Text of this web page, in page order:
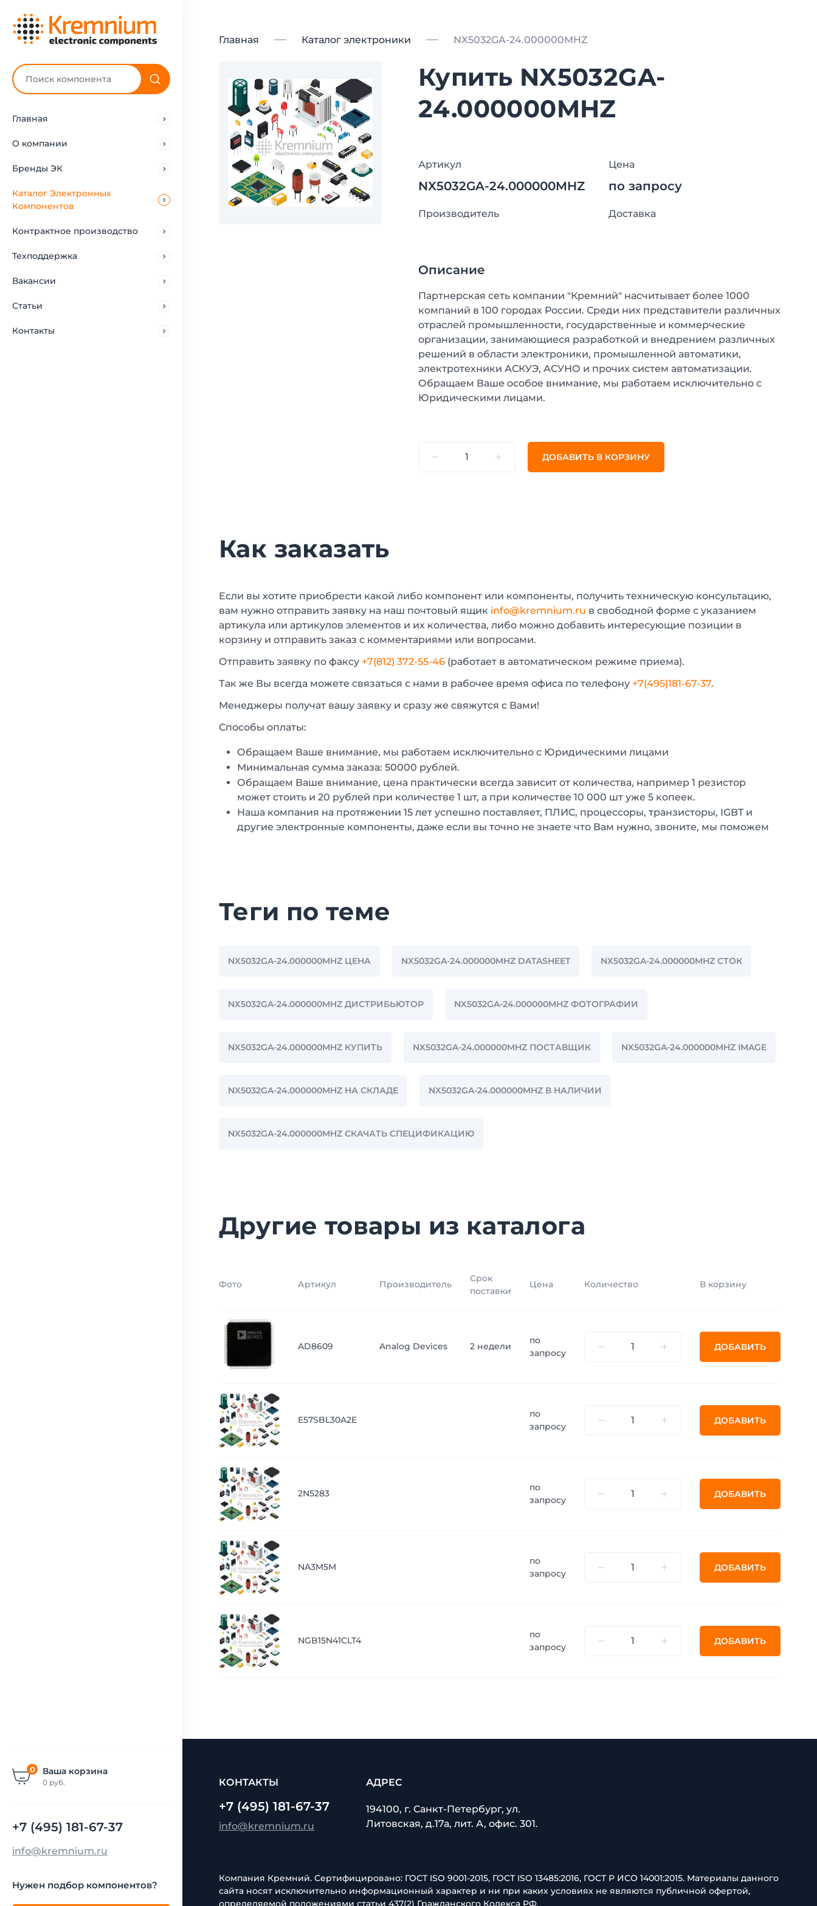
Главная
О компании
Бренды ЭК
Каталог Электронных
Компонентов
Контрактное производство
Техподдержка
Вакансии
Статьи
Контакты
0 Ваша корзина
0 руб.
+7 (495) 181-67-37
info@kremnium.ru
Нужен подбор компонентов?
Главная Каталог электроники NX5032GA-24.000000MHZ
Купить NX5032GA-
24.000000MHZ
Артикул
NX5032GA-24.000000MHZ
Цена
по запросу
Производитель Доставка
Описание
Партнерская сеть компании "Кремний" насчитывает более 1000
компаний в 100 городах России. Среди них представители различных
отраслей промышленности, государственные и коммерческие
организации, занимающиеся разработкой и внедрением различных
решений в области электроники, промышленной автоматики,
электротехники АСКУЭ, АСУНО и прочих систем автоматизации.
Обращаем Ваше особое внимание, мы работаем исключительно с
Юридическими лицами.
ДОБАВИТЬ В КОРЗИНУ
Как заказать
Если вы хотите приобрести какой либо компонент или компоненты, получить техническую консультацию,
вам нужно отправить заявку на наш почтовый ящик info@kremnium.ru в свободной форме с указанием
артикула или артикулов элементов и их количества, либо можно добавить интересующие позиции в
корзину и отправить заказ с комментариями или вопросами.
Отправить заявку по факсу +7(812) 372-55-46 (работает в автоматическом режиме приема).
Так же Вы всегда можете связаться с нами в рабочее время офиса по телефону +7(495)181-67-37.
Менеджеры получат вашу заявку и сразу же свяжутся с Вами!
Способы оплаты:
Обращаем Ваше внимание, мы работаем исключительно с Юридическими лицами
Минимальная сумма заказа: 50000 рублей.
Обращаем Ваше внимание, цена практически всегда зависит от количества, например 1 резистор
может стоить и 20 рублей при количестве 1 шт, а при количестве 10 000 шт уже 5 копеек.
Наша компания на протяжении 15 лет успешно поставляет, ПЛИС, процессоры, транзисторы, IGBT и
другие электронные компоненты, даже если вы точно не знаете что Вам нужно, звоните, мы поможем
Теги по теме
NX5032GA-24.000000MHZ ЦЕНА NX5032GA-24.000000MHZ DATASHEET NX5032GA-24.000000MHZ СТОК
NX5032GA-24.000000MHZ ДИСТРИБЬЮТОР NX5032GA-24.000000MHZ ФОТОГРАФИИ
NX5032GA-24.000000MHZ КУПИТЬ NX5032GA-24.000000MHZ ПОСТАВЩИК NX5032GA-24.000000MHZ IMAGE
NX5032GA-24.000000MHZ НА СКЛАДЕ NX5032GA-24.000000MHZ В НАЛИЧИИ
NX5032GA-24.000000MHZ СКАЧАТЬ СПЕЦИФИКАЦИЮ
Другие товары из каталога
Фото Артикул Производитель
Срок
поставки
Цена Количество В корзину
AD8609 Analog Devices 2 недели
по
запросу
ДОБАВИТЬ
E57SBL30A2E
по
запросу
ДОБАВИТЬ
2N5283
по
запросу
ДОБАВИТЬ
NA3M5M
по
запросу
ДОБАВИТЬ
NGB15N41CLT4
по
запросу
ДОБАВИТЬ
КОНТАКТЫ
+7 (495) 181-67-37
info@kremnium.ru
АДРЕС
194100, г. Санкт-Петербург, ул.
Литовская, д.17а, лит. А, офис. 301.
Компания Кремний. Сертифицировано: ГОСТ ISO 9001-2015, ГОСТ ISO 13485:2016, ГОСТ Р ИСО 14001:2015. Материалы данного
сайта носят исключительно информационный характер и ни при каких условиях не являются публичной офертой,
определяемой положениями статьи 437(2) Гражданского Кодекса РФ.